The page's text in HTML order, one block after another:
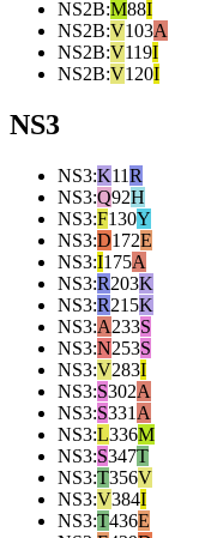
NS2B:M88I
NS2B:V103A
NS2B:V119I
NS2B:V120I
NS3
NS3:K11R
NS3:Q92H
NS3:F130Y
NS3:D172E
NS3:I175A
NS3:R203K
NS3:R215K
NS3:A233S
NS3:N253S
NS3:V283I
NS3:S302A
NS3:S331 A
NS3:L336M
NS3:S347T
NS3:T356V
NS3:V384I
NS3:T436E